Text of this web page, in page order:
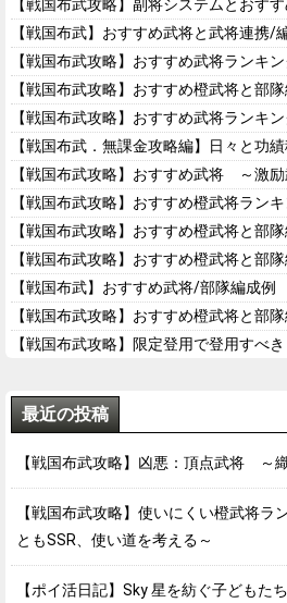
【戦国布武攻略】副将システムとおすす
【戦国布武】おすすめ武将と武将連携/編
【戦国布武攻略】おすすめ武将ランキン
【戦国布武攻略】おすすめ橙武将と部隊
【戦国布武攻略】おすすめ武将ランキン
【戦国布武．無課金攻略編】日々と功績
【戦国布武攻略】おすすめ武将 ～激励
【戦国布武攻略】おすすめ橙武将ランキ
【戦国布武攻略】おすすめ橙武将と部隊
【戦国布武攻略】おすすめ橙武将と部隊
【戦国布武】おすすめ武将/部隊編成例
【戦国布武攻略】おすすめ橙武将と部隊
【戦国布武攻略】限定登用で登用すべき
最近の投稿
【戦国布武攻略】凶悪：頂点武将 ～
【戦国布武攻略】使いにくい橙武将
ともSSR、使い道を考える～
【ポイ活日記】Sky 星を紡ぐ子ども